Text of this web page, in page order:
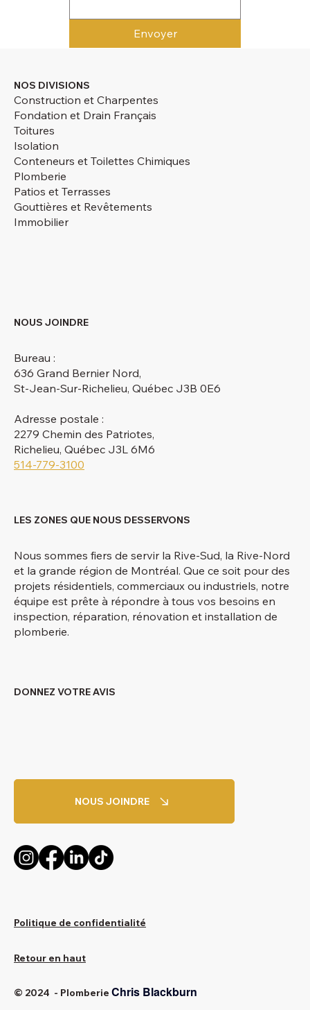
Envoyer
NOS DIVISIONS
Construction et Charpentes
Fondation et Drain Français
Toitures
Isolation
Conteneurs et Toilettes Chimiques
Plomberie
Patios et Terrasses
Gouttières et Revêtements
Immobilier
NOUS JOINDRE
Bureau :
636 Grand Bernier Nord,
St-Jean-Sur-Richelieu, Québec J3B 0E6
Adresse postale :
2279 Chemin des Patriotes,
Richelieu, Québec J3L 6M6
514-779-3100
LES ZONES QUE NOUS DESSERVONS
Nous sommes fiers de servir la Rive-Sud, la Rive-Nord
et la grande région de Montréal. Que ce soit pour des
projets résidentiels, commerciaux ou industriels, notre
équipe est prête à répondre à tous vos besoins en
inspection, réparation, rénovation et installation de
plomberie.
DONNEZ VOTRE AVIS
NOUS JOINDRE
Politique de confidentialité
Retour en haut
© 2024 - Plomberie Chris Blackburn